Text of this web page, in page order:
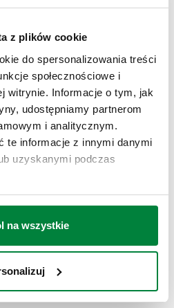
z plików cookie
do spersonalizowania treści
społecznościowe i
witrynie. Informacje o tym, jak
udostępniamy partnerom
i analitycznym.
te informacje z innymi danymi
uzyskanymi podczas
na wszystkie
i ciepła
Roku 2026.
w sukcesy,
jak i zawodowym.